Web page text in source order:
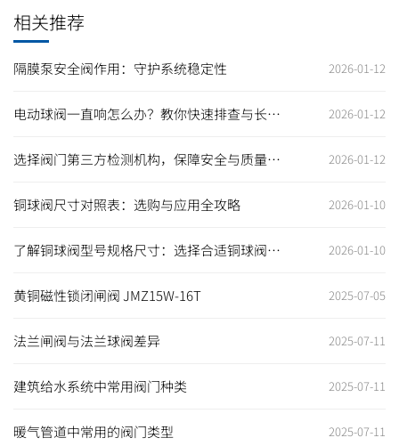
相关推荐
隔膜泵安全阀作用：守护系统稳定性 2026-01-12
电动球阀一直响怎么办？教你快速排查与长期
2026-01-12
选择阀门第三方检测机构，保障安全与质量的
2026-01-12
铜球阀尺寸对照表：选购与应用全攻略 2026-01-10
了解铜球阀型号规格尺寸：选择合适铜球阀，
2026-01-10
黄铜磁性锁闭闸阀 JMZ15W-16T 2025-07-05
法兰闸阀与法兰球阀差异 2025-07-11
建筑给水系统中常用阀门种类 2025-07-11
暖气管道中常用的阀门类型 2025-07-11